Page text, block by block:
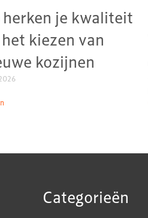
herken je kwaliteit
kiezen van
kozijnen
Categorieën